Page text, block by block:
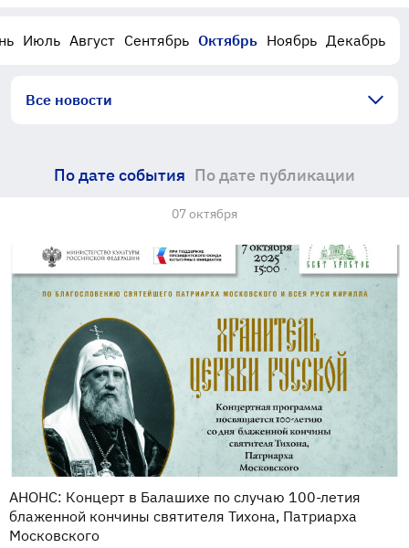
Июль Август Сентябрь Октябрь Ноябрь Декабрь
Все новости
По дате события По дате публикации
07 октября
АНОНС: Концерт в Балашихе по случаю 100-летия
блаженной кончины святителя Тихона, Патриарха
Московского